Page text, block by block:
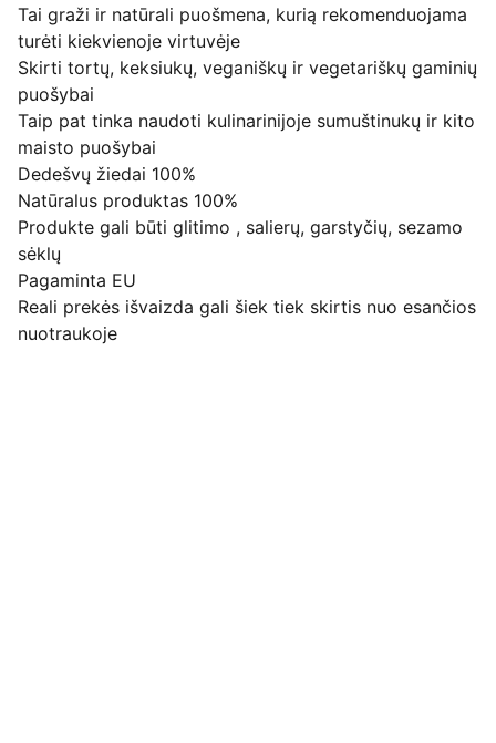
Tai graži ir natūrali puošmena, kurią rekomenduojama
turėti kiekvienoje virtuvėje
Skirti tortų, keksiukų, veganiškų ir vegetariškų gaminių
puošybai
Taip pat tinka naudoti kulinarinijoje sumuštinukų ir kito
maisto puošybai
Dedešvų žiedai 100%
Natūralus produktas 100%
Produkte gali būti glitimo , salierų, garstyčių, sezamo
sėklų
Pagaminta EU
Reali prekės išvaizda gali šiek tiek skirtis nuo esančios
nuotraukoje